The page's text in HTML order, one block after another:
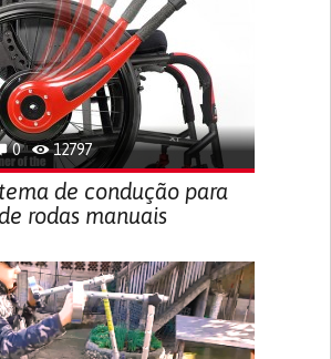
0 12797
de condução para
rodas manuais